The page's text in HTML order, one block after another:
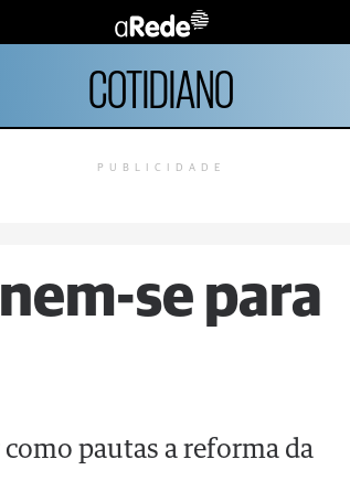
COTIDIANO
PUBLICIDADE
se para
pautas a reforma da